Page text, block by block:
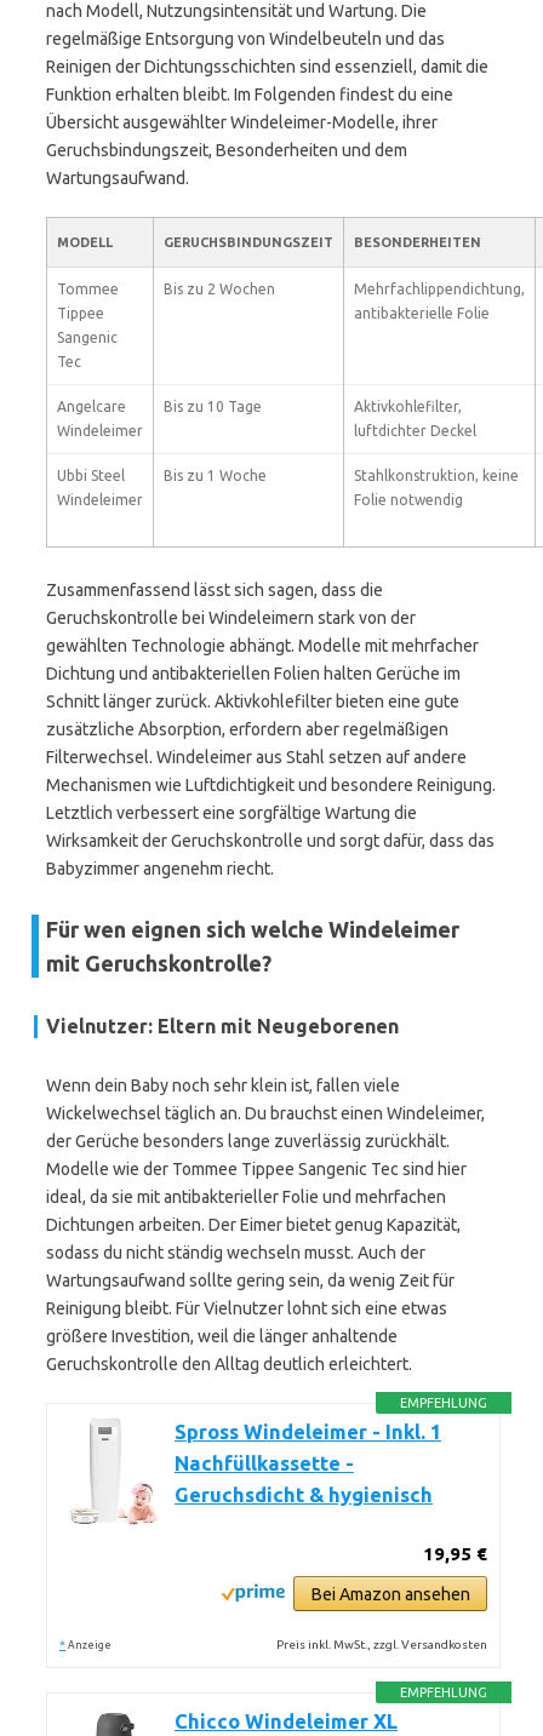
nach Modell, Nutzungsintensität und Wartung. Die
regelmäßige Entsorgung von Windelbeuteln und das
Reinigen der Dichtungsschichten sind essenziell, damit die
Funktion erhalten bleibt. Im Folgenden findest du eine
Übersicht ausgewählter Windeleimer-Modelle, ihrer
Geruchsbindungszeit, Besonderheiten und dem
Wartungsaufwand.
MODELL GERUCHSBINDUNGSZEIT BESONDERHEITEN
Tommee
Tippee
Sangenic
Tec
Bis zu 2 Wochen
Mehrfachlippendichtung,
antibakterielle Folie
Angelcare
Windeleimer
Bis zu 10 Tage
Aktivkohlefilter,
luftdichter Deckel
Ubbi Steel
Windeleimer
Bis zu 1 Woche
Stahlkonstruktion, keine
Folie notwendig
Zusammenfassend lässt sich sagen, dass die
Geruchskontrolle bei Windeleimern stark von der
gewählten Technologie abhängt. Modelle mit mehrfacher
Dichtung und antibakteriellen Folien halten Gerüche im
Schnitt länger zurück. Aktivkohlefilter bieten eine gute
zusätzliche Absorption, erfordern aber regelmäßigen
Filterwechsel. Windeleimer aus Stahl setzen auf andere
Mechanismen wie Luftdichtigkeit und besondere Reinigung.
Letztlich verbessert eine sorgfältige Wartung die
Wirksamkeit der Geruchskontrolle und sorgt dafür, dass das
Babyzimmer angenehm riecht.
Für wen eignen sich welche Windeleimer
mit Geruchskontrolle?
Vielnutzer: Eltern mit Neugeborenen
Wenn dein Baby noch sehr klein ist, fallen viele
Wickelwechsel täglich an. Du brauchst einen Windeleimer,
der Gerüche besonders lange zuverlässig zurückhält.
Modelle wie der Tommee Tippee Sangenic Tec sind hier
ideal, da sie mit antibakterieller Folie und mehrfachen
Dichtungen arbeiten. Der Eimer bietet genug Kapazität,
sodass du nicht ständig wechseln musst. Auch der
Wartungsaufwand sollte gering sein, da wenig Zeit für
Reinigung bleibt. Für Vielnutzer lohnt sich eine etwas
größere Investition, weil die länger anhaltende
Geruchskontrolle den Alltag deutlich erleichtert.
EMPFEHLUNG
Spross Windeleimer - Inkl. 1
Nachfüllkassette -
Geruchsdicht & hygienisch
19,95 €
Bei Amazon ansehen
* Anzeige Preis inkl. MwSt., zzgl. Versandkosten
EMPFEHLUNG
Chicco Windeleimer XL